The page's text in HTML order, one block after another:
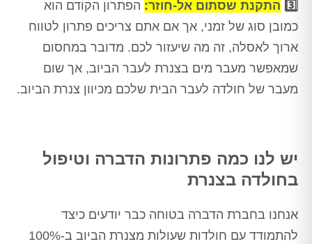
3️⃣ התקנת שסתום אל-חוזר: הפתרון הקודם הוא
כמובן סוג של זמני, אך אם אתם צריכים פתרון לטווח
ארוך לאסלה, זה מה שיעזור לכם. מדובר במחסום
שמאפשר מעבר מים בצנרת לעבר הביוב, אך שום
מעבר של חולדה לעבר הבית שלכם מכיוון צנרת הביוב.
יש לנו כמה פתרונות הדברה וטיפול
בחולדה בצנרת
אנחנו בחברת הדברה בטוחה כבר יודעים כיצד
להתמודד עם חולדות שעולות מצנרת הביוב ב-100%